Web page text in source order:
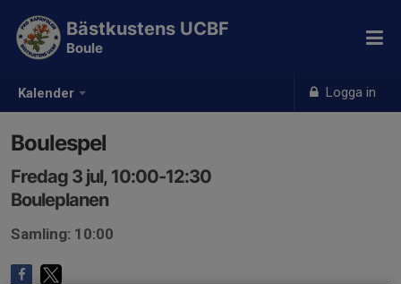
Kalender Logga in
Bästkustens UCBF
Boule
Boulespel
Fredag 3 jul, 10:00-12:30
Bouleplanen
Samling: 10:00